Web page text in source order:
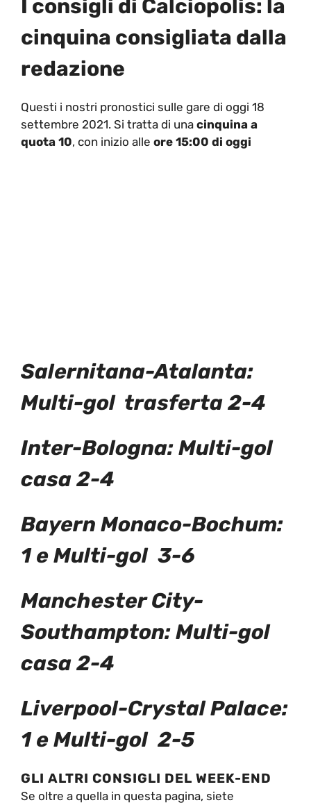
I consigli di Calciopolis: la
cinquina consigliata dalla
redazione
Questi i nostri pronostici sulle gare di oggi 18
settembre 2021. Si tratta di una cinquina a
quota 10, con inizio alle ore 15:00 di oggi
Salernitana-Atalanta:
Multi-gol trasferta 2-4
Inter-Bologna: Multi-gol
casa 2-4
Bayern Monaco-Bochum:
1 e Multi-gol 3-6
Manchester City-
Southampton:Multi-gol
casa 2-4
Liverpool-Crystal Palace:
1 eMulti-gol 2-5
GLI ALTRI CONSIGLI DEL WEEK-END
Se oltre a quella in questa pagina, siete